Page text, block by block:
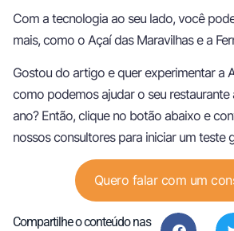
Com a tecnologia ao seu lado, você
mais, como o Açaí das Maravilhas e a
Gostou do artigo e quer experimentar a
como podemos ajudar o seu restaurante
ano? Então, clique no botão abaixo e
nossos consultores para iniciar um teste
Quero falar com um
Compartilhe o conteúdo nas